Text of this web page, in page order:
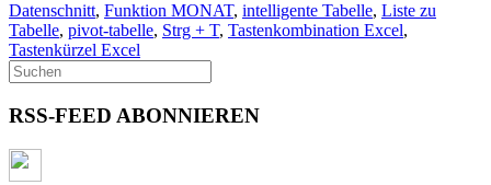
Datenschnitt, Funktion MONAT, intelligente Tabelle, Liste zu
Tabelle, pivot-tabelle, Strg + T, Tastenkombination Excel,
Tastenkürzel Excel
RSS-FEED ABONNIEREN